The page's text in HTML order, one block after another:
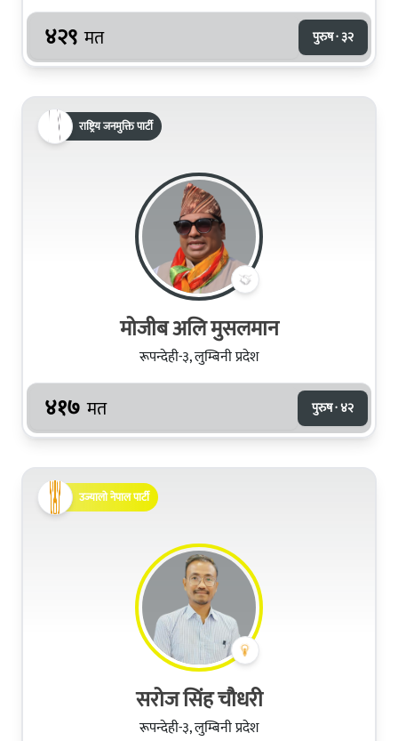
४२९ मत पुरुष · ३२
राष्ट्रिय जनमुक्ति पार्टी
मोजीब अलि मुसलमान
रूपन्देही-३, लुम्बिनी प्रदेश
४१७ मत पुरुष · ४२
उज्यालो नेपाल पार्टी
सरोज सिंह चौधरी
रूपन्देही-३, लुम्बिनी प्रदेश